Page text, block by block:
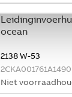
ocean
2138 W-53
2CKA001761A1490
Niet